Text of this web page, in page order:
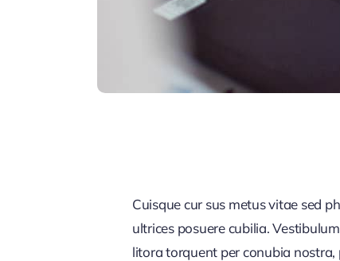
Cuisque cur sus metus vitae sed
ultrices posuere cubilia.
litora torquent per conubia